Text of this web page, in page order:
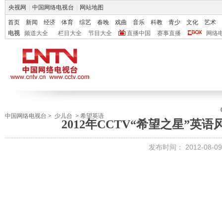
央视网 中国网络电视台 网站地图
首页 新闻 经济 体育 综艺 春晚 戏曲 音乐 科教 青少 文化
艺术
电视
频道大全 栏目大全 节目大全 直播中国 赛事直播 网络
中国网络电视台 > 少儿台 > 希望英语
2012年CCTV“希望之星”英语
发布时间： 2012-08-